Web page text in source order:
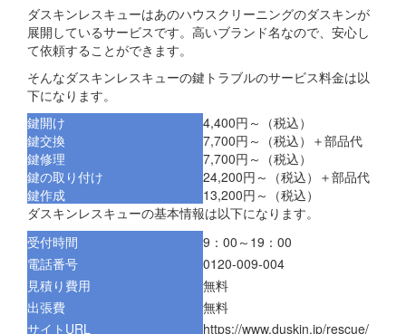
ダスキンレスキューはあのハウスクリーニングのダスキンが
展開しているサービスです。高いブランド名なので、安心し
て依頼することができます。
そんなダスキンレスキューの鍵トラブルのサービス料金は以
下になります。
鍵開け
4,400円～（税込）
鍵交換
7,700円～（税込）＋部品代
鍵修理
7,700円～（税込）
鍵の取り付け
24,200円～（税込）＋部品代
鍵作成
13,200円～（税込）
ダスキンレスキューの基本情報は以下になります。
受付時間
9：00～19：00
電話番号
0120-009-004
見積り費用
無料
出張費
無料
サイトURL
https://www.duskin.jp/rescue/